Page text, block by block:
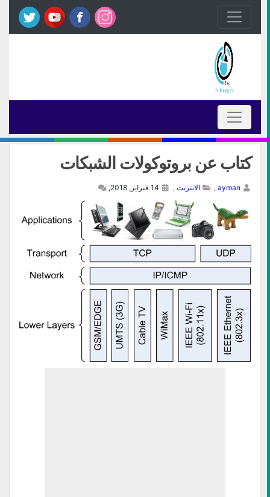
كتاب عن بروتوكولات الشبكات
ayman
, الانترنت ,